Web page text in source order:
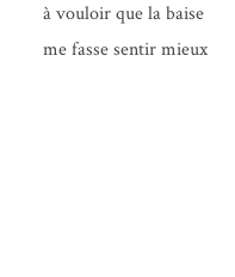
à vou­loir que la baise
me fasse sen­tir mieux